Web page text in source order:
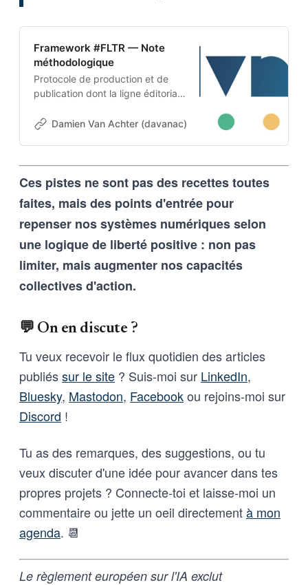
Framework #FLTR — Note
méthodologique
Protocole de production et de
publication dont la ligne éditoriale
projet. Cette architecture auto-
techniques, imposées tant aux
outils d’intelligence artificielle
et vice-versa
Damien Van Achter (davanac) Damien Van Achter
Ces pistes ne sont pas des recettes toutes
faites, mais des points d'entrée pour
repenser nos systèmes numériques selon
une logique de liberté positive : non pas
limiter, mais augmenter nos capacités
collectives d'action.
💬 On en discute ?
Tu veux recevoir le flux quotidien des articles
publiéssur le site ? Suis-moi sur LinkedIn,
Bluesky, Mastodon, Facebookou rejoins-moi sur
Discord !
Tu as des remarques, des suggestions, ou tu
veux discuter d'une idée pour avancer dans tes
propres projets ? Connecte-toi et laisse-moi un
commentaire ou jette un oeil directementà mon
agenda. 📆
Le règlement européen sur l'IA exclut